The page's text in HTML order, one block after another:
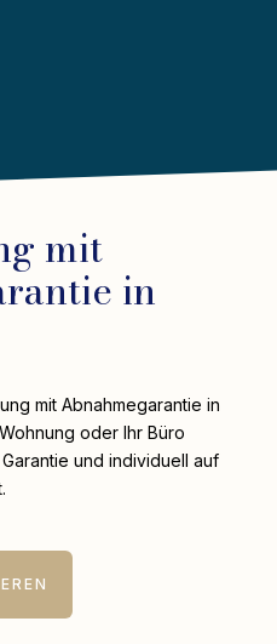
mit
in
mit Abnahmegarantie in
oder Ihr Büro
und individuell auf